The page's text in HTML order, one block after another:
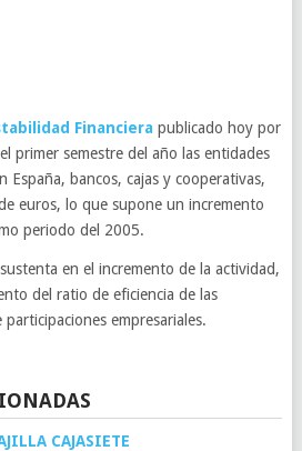
Financierapublicado hoy por
primer semestre del año las entidades
España, bancos, cajas y cooperativas,
euros, lo que supone un incremento
periodo del 2005.
en el incremento de la actividad,
del ratio de eficiencia de las
empresariales.
CAJASIETE